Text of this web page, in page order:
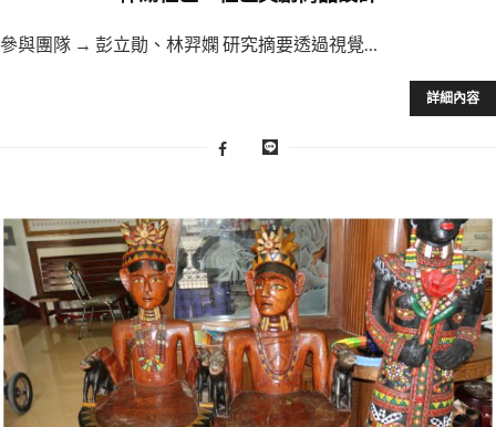
參與團隊 → 彭立勛、林羿嫻 研究摘要透過視覺…
詳細內容